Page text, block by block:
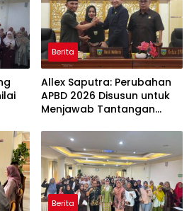
Berita
Allex Saputra: Perubahan
APBD 2026 Disusun untuk
Menjawab Tantangan
Berita